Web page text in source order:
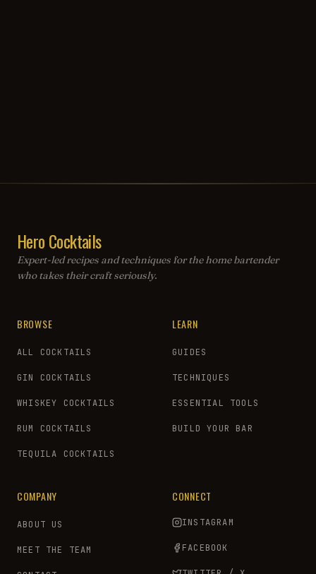
Hero Cocktails
Expert-led recipes and techniques for the home bartender
who takes their craft seriously.
BROWSE
ALL COCKTAILS
GIN COCKTAILS
WHISKEY COCKTAILS
RUM COCKTAILS
TEQUILA COCKTAILS
LEARN
GUIDES
TECHNIQUES
ESSENTIAL TOOLS
BUILD YOUR BAR
COMPANY
ABOUT US
MEET THE TEAM
CONNECT
INSTAGRAM
FACEBOOK